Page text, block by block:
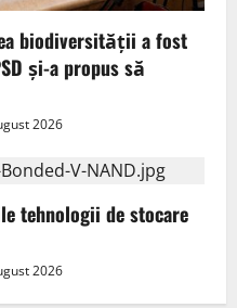
biodiversității a fost
și-a propus să
2026
tehnologii de stocare
2026